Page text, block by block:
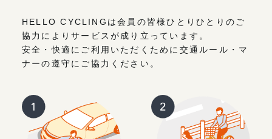
HELLO CYCLINGは会員の皆様ひとりひとりのご
協力によりサービスが成り立っています。
安全・快適にご利用いただくために交通ルール・マ
ナーの遵守にご協力ください。